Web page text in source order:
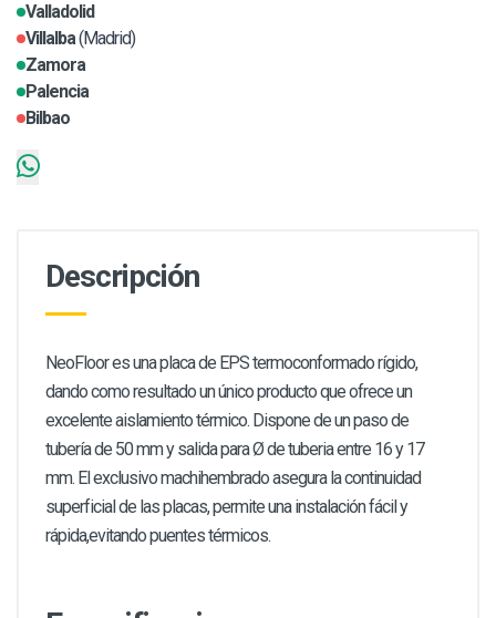
Valladolid
Villalba(Madrid)
Zamora
Palencia
Bilbao
Descripción
NeoFloor es una placa de EPS termoconformado rígido,
dando como resultado un único producto que ofrece un
excelente aislamiento térmico. Dispone de un paso de
tubería de 50 mm y salida para Ø de tuberia entre 16 y 17
mm. El exclusivo machihembrado asegura la continuidad
superficial de las placas, permite una instalación fácil y
rápida,evitando puentes térmicos.